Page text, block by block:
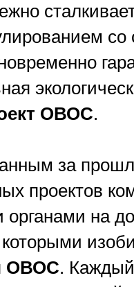
со
ОВОС.
за
проектов
на
ОВОС. Каждый